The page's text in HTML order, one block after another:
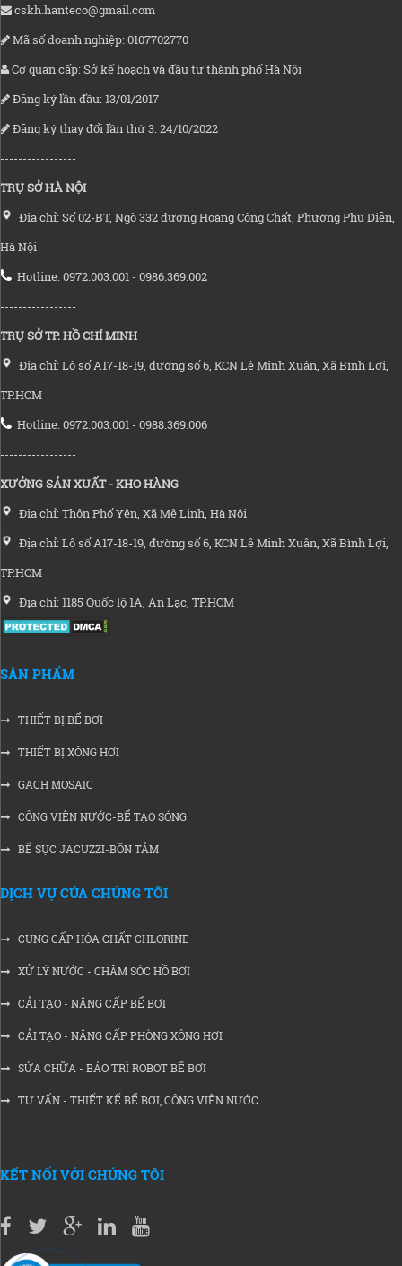
cskh.hanteco@gmail.com
Mã số doanh nghiệp: 0107702770
Cơ quan cấp: Sở kế hoạch và đầu tư thành phố Hà Nội
Đăng ký lần đầu: 13/01/2017
Đăng ký thay đổi lần thứ 3: 24/10/2022
-----------------
TRỤ SỞ HÀ NỘI
Địa chỉ: Số 02-BT, Ngõ 332 đường Hoàng Công Chất, Phường Phú Diễn,
Hà Nội
Hotline: 0972.003.001 - 0986.369.002
-----------------
TRỤ SỞ TP. HỒ CHÍ MINH
Địa chỉ: Lô số A17-18-19, đường số 6, KCN Lê Minh Xuân, Xã Bình Lợi,
TP.HCM
Hotline: 0972.003.001 - 0988.369.006
-----------------
XƯỞNG SẢN XUẤT - KHO HÀNG
Địa chỉ: Thôn Phố Yên, Xã Mê Linh, Hà Nội
Địa chỉ: Lô số A17-18-19, đường số 6, KCN Lê Minh Xuân, Xã Bình Lợi,
TP.HCM
Địa chỉ: 1185 Quốc lộ 1A, An Lạc, TP.HCM
SẢN PHẨM
THIẾT BỊ BỂ BƠI
THIẾT BỊ XÔNG HƠI
GẠCH MOSAIC
CÔNG VIÊN NƯỚC-BỂ TẠO SÓNG
BỂ SỤC JACUZZI-BỒN TẮM
DỊCH VỤ CỦA CHÚNG TÔI
CUNG CẤP HÓA CHẤT CHLORINE
XỬ LÝ NƯỚC - CHĂM SÓC HỒ BƠI
CẢI TẠO - NÂNG CẤP BỂ BƠI
CẢI TẠO - NÂNG CẤP PHÒNG XÔNG HƠI
SỬA CHỮA - BẢO TRÌ ROBOT BỂ BƠI
TƯ VẤN - THIẾT KẾ BỂ BƠI, CÔNG VIÊN NƯỚC
KẾT NỐI VỚI CHÚNG TÔI